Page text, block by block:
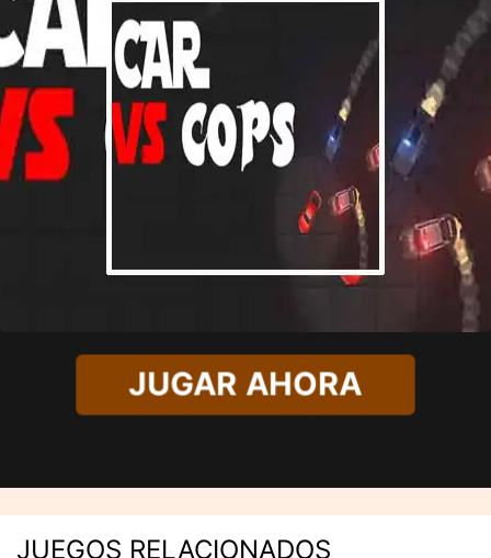
JUGAR AHORA
JUEGOS RELACIONADOS